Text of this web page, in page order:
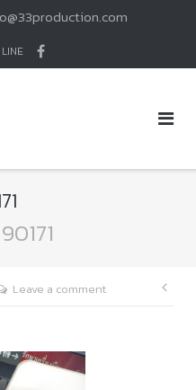
LINE
90171
Leave a comment
แน